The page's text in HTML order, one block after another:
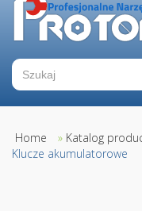
Home » Katalog
Klucze akumulatorowe